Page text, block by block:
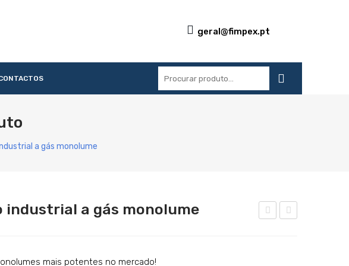
geral@fimpex.pt
a gás monolume
industrial a gás monolume
mais potentes no mercado!